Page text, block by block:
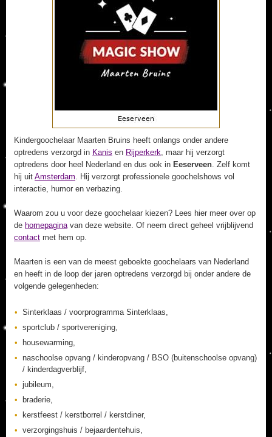
Kindergoochelaar Maarten Bruins heeft onlangs onder andere
optredens verzorgd in Kanis en Rijperkerk, maar hij verzorgt
optredens door heel Nederland en dus ook in Eeserveen. Zelf komt
hij uit Amsterdam. Hij verzorgt professionele goochelshows vol
interactie, humor en verbazing.
Waarom zou u voor deze goochelaar kiezen? Lees hier meer over op
de homepaginavan deze website. Of neem direct geheel vrijblijvend
contact met hem op.
Maarten is een van de meest geboekte goochelaars van Nederland
en heeft in de loop der jaren optredens verzorgd bij onder andere de
volgende gelegenheden:
Sinterklaas / voorprogramma Sinterklaas,
sportclub / sportvereniging,
housewarming,
naschoolse opvang / kinderopvang / BSO (buitenschoolse opvang)
/ kinderdagverblijf,
jubileum,
braderie,
kerstfeest / kerstborrel / kerstdiner,
verzorgingshuis / bejaardentehuis,